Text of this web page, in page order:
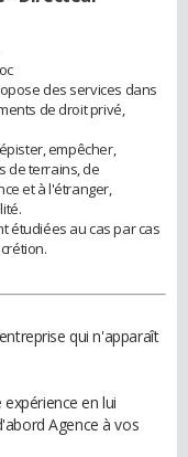
des services dans
de droit privé,
empêcher,
de terrains, de
et à l'étranger,
étudiées au cas par cas
qui n'apparaît
en lui
Agence à vos